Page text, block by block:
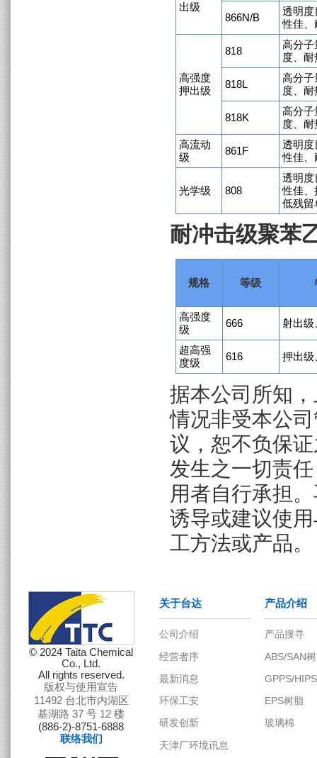
出级
866N/B
透明
性佳
高强度
押出级
818
高分
度、
818L
高分
度、
818K
高分
度、
高流动
级
861F
透明
性佳
光学级 808
透明
性佳
低残留
耐冲击级聚苯
规格 等级
高强度
级
666 射出
超高强
度级
616 押出
据本公司所知
情况非受本公
议，恕不负保
发生之一切责
用者自行承担
诱导或建议使
工方法或产品。
© 2024 Taita Chemical
Co., Ltd.
All rights reserved.
版权与使用宣告
11492 台北市内湖区
基湖路 37 号 12 楼
(886-2)-8751-6888
联络我们
关于台达
公司介绍
产品介绍